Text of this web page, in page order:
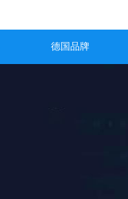
德国品牌